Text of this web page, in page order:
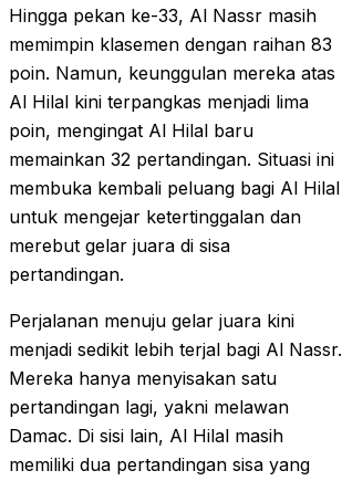
Hingga pekan ke-33, Al Nassr masih
memimpin klasemen dengan raihan 83
poin. Namun, keunggulan mereka atas
Al Hilal kini terpangkas menjadi lima
poin, mengingat Al Hilal baru
memainkan 32 pertandingan. Situasi ini
membuka kembali peluang bagi Al Hilal
untuk mengejar ketertinggalan dan
merebut gelar juara di sisa
pertandingan.
Perjalanan menuju gelar juara kini
menjadi sedikit lebih terjal bagi Al Nassr.
Mereka hanya menyisakan satu
pertandingan lagi, yakni melawan
Damac. Di sisi lain, Al Hilal masih
memiliki dua pertandingan sisa yang